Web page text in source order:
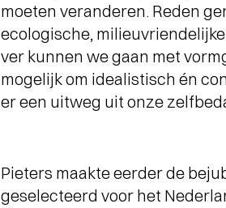
moeten veranderen. Reden
ecologische,
ver kunnen we gaan met
mogelijk om idealistisch én
er een uitweg uit onze
Pieters maakte eerder de
geselecteerd voor het